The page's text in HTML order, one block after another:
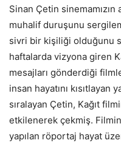
Sinan Çetin sinemamızın
muhalif duruşunu
sivri bir kişiliği olduğunu
haftalarda vizyona giren
mesajları gönderdiği
insan hayatını kısıtlayan
sıralayan Çetin, Kağıt
etkilenerek çekmiş.
yapılan röportaj hayat